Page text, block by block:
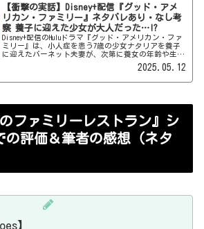
【衝撃の実話】Disney+配信『グッド・アメ
リカン・ファミリー』ネタバレあり・なし考
察 養子に迎えた少女が大人だった…!?
Disney+配信のHuluドラマ『グッド・アメリカン・ファ
ミリー』は、小人症を患う7歳の少女ナタリアを養子
に迎えたバーネット夫妻が、次第に養女の年齢や生い
立ちに疑念を抱くようになる……というストーリー。
衝撃の実話を基にしたシリーズで何が起きるのか、キ
2025.05.12
ファミリーレストラン』シ
の評価＆筆者の感想（ネタ
】